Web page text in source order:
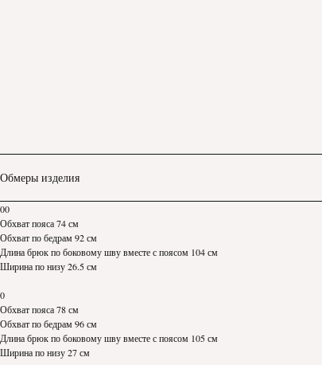
Обмеры изделия
00
Обхват пояса 74 см
Обхват по бедрам 92 см
Длина брюк по боковому шву вместе с поясом 104 см
Ширина по низу 26.5 см
0
Обхват пояса 78 см
Обхват по бедрам 96 см
Длина брюк по боковому шву вместе с поясом 105 см
Ширина по низу 27 см